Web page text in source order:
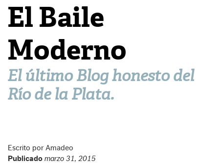
El Baile
Moderno
El último Blog honesto del
Río de la Plata.
Escrito por Amadeo
Publicado marzo 31, 2015